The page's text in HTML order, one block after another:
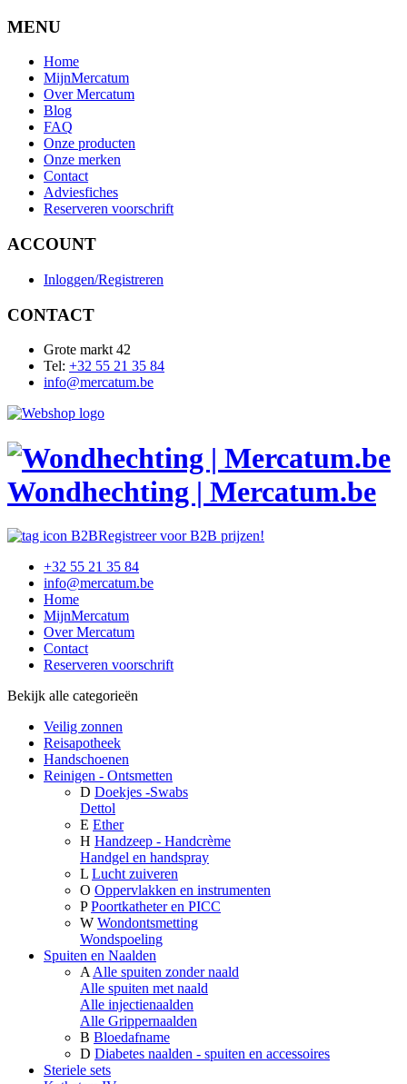
MENU
Home
MijnMercatum
Over Mercatum
Blog
FAQ
Onze producten
Onze merken
Contact
Adviesfiches
Reserveren voorschrift
ACCOUNT
Inloggen/Registreren
CONTACT
Grote markt 42
Tel: +32 55 21 35 84
info@mercatum.be
Wondhechting | Mercatum.be
Registreer voor B2B prijzen!
+32 55 21 35 84
info@mercatum.be
Home
MijnMercatum
Over Mercatum
Contact
Reserveren voorschrift
Bekijk alle categorieën
Veilig zonnen
Reisapotheek
Handschoenen
Reinigen - Ontsmetten
D Doekjes -Swabs
Dettol
E Ether
H Handzeep - Handcrème
Handgel en handspray
L Lucht zuiveren
O Oppervlakken en instrumenten
P Poortkatheter en PICC
W Wondontsmetting
Wondspoeling
Spuiten en Naalden
A Alle spuiten zonder naald
Alle spuiten met naald
Alle injectienaalden
Alle Grippernaalden
B Bloedafname
D Diabetes naalden - spuiten en accessoires
Steriele sets